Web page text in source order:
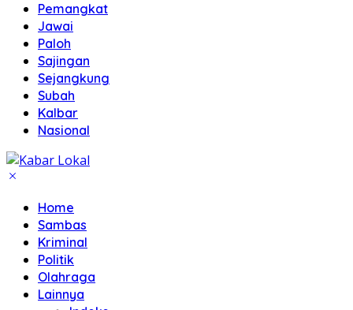
Pemangkat
Jawai
Paloh
Sajingan
Sejangkung
Subah
Kalbar
Nasional
Home
Sambas
Kriminal
Politik
Olahraga
Lainnya